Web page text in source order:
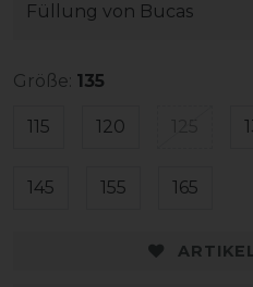
Füllung von Bucas
Größe: 135
115 120
145 155 165